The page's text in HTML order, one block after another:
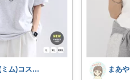
mim. (ミム)コスメ服暮らし☘️